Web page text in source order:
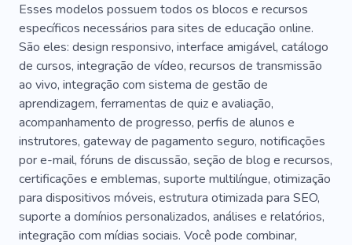
Procrastinação
Admissão
Estudar
Lição
Acadêmicos
Material Educativo
Graduação
Jogos On-line
Loja On-line
Tradução
Educação No Exterior
Livros
Professor De Inglês
Língua Estrangeira
Linguagem
Desenho Do Estudo
Fale Inglês Rapidamente
Tutor De Inglês
Incrível
Ótimo Popular
Exclusivo
Esses modelos possuem todos os blocos e recursos
específicos necessários para sites de educação online.
São eles: design responsivo, interface amigável, catálogo
de cursos, integração de vídeo, recursos de transmissão
ao vivo, integração com sistema de gestão de
aprendizagem, ferramentas de quiz e avaliação,
acompanhamento de progresso, perfis de alunos e
instrutores, gateway de pagamento seguro, notificações
por e-mail, fóruns de discussão, seção de blog e recursos,
certificações e emblemas, suporte multilíngue, otimização
para dispositivos móveis, estrutura otimizada para SEO,
suporte a domínios personalizados, análises e relatórios,
integração com mídias sociais. Você pode combinar,